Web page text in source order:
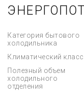
Категория бытового
холодильника
Климатический класс
Полезный объем
холодильного
отделения